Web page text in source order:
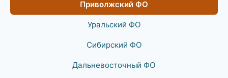
Приволжский ФО
Уральский ФО
Сибирский ФО
Дальневосточный ФО